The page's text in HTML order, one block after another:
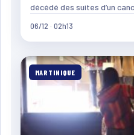
décédé des suites d’un
06/12 · 02h13
MARTINIQUE